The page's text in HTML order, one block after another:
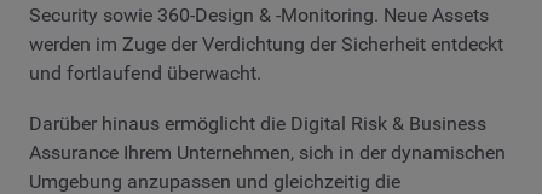
Security sowie 360-Design & -Monitoring. Neue Assets
werden im Zuge der Verdichtung der Sicherheit entdeckt
und fortlaufend überwacht.
Darüber hinaus ermöglicht die Digital Risk & Business
Assurance Ihrem Unternehmen, sich in der dynamischen
Umgebung anzupassen und gleichzeitig die